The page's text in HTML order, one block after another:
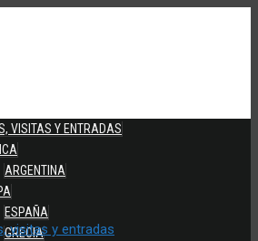
VISITAS Y ENTRADAS
ARGENTINA
ESPAÑA
GRECIA
visitas y entradas